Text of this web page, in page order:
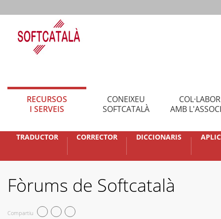
RECURSOS
I SERVEIS
CONEIXEU
SOFTCATALÀ
AMB
TRADUCTOR CORRECTOR DICCIONARIS
Fòrums de Softcatalà
Compartiu